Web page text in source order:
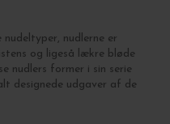
nudlerne er
og ligeså lækre bløde
nudlers former i sin serie
designede udgaver af de